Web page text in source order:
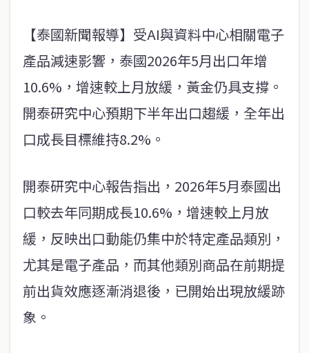
【泰國新聞報導】受AI與資料中心相關電子
產品減速影響，泰國2026年5月出口年增
10.6%，增速較上月放緩，黃金仍具支撐。
開泰研究中心預期下半年出口趨緩，全年出
口成長目標維持8.2%。
開泰研究中心報告指出，2026年5月泰國出
口較去年同期成長10.6%，增速較上月放
緩，反映出口動能仍集中於特定產品類別，
尤其是電子產品，而其他類別商品在前期提
前出貨效應逐漸消退後，已開始出現放緩跡
象。